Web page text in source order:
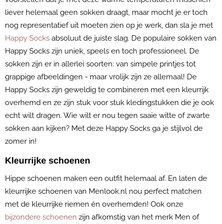
liever helemaal geen sokken draagt, maar mocht je er toch
nog representatief uit moeten zien op je werk, dan sla je met
Happy Socks absoluut de juiste slag. De populaire sokken van
Happy Socks zijn uniek, speels en toch professioneel. De
sokken zijn er in allerlei soorten: van simpele printjes tot
grappige afbeeldingen - maar vrolijk zijn ze allemaal! De
Happy Socks zijn geweldig te combineren met een kleurrijk
overhemd en ze zijn stuk voor stuk kledingstukken die je ook
echt wilt dragen. Wie wilt er nou tegen saaie witte of zwarte
sokken aan kijken? Met deze Happy Socks ga je stijlvol de
zomer in!
Kleurrijke schoenen
Hippe schoenen maken een outfit helemaal af. En laten de
kleurrijke schoenen van Menlook.nl nou perfect matchen
met de kleurrijke riemen én overhemden! Ook onze
bijzondere schoenen zijn afkomstig van het merk Men of